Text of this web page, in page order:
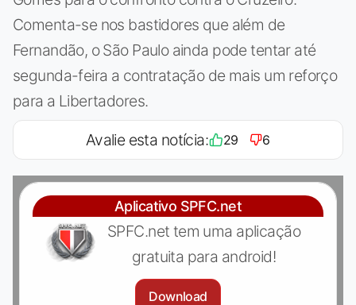
Comenta-se nos bastidores que além de
Fernandão, o São Paulo ainda pode tentar até
segunda-feira a contratação de mais um reforço
para a Libertadores.
Avalie esta notícia: 29 6
Aplicativo SPFC.net
SPFC.net tem uma aplicação
gratuita para android!
Download